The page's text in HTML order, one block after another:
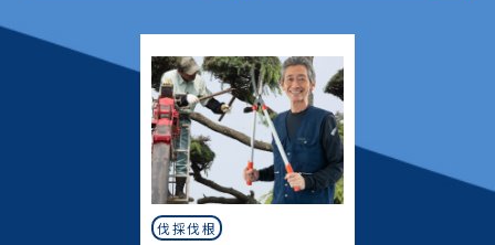
定・草刈りなどのお庭の
こと、造園・
定・草刈りなどのお庭の
こと、造園・
伐採伐根